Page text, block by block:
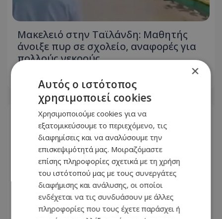
Μακελειό στην Ταϊλάνδη: Μαθητής
άνοιξε πυρ σε σχολείο, αναφορές για
πολλούς νεκρούς
07.08.2026 - 07:49 ×
Αυτός ο ιστότοπος
χρησιμοποιεί cookies
Χρησιμοποιούμε cookies για να
εξατομικεύσουμε το περιεχόμενο, τις
διαφημίσεις και να αναλύσουμε την
επισκεψιμότητά μας. Μοιραζόμαστε
επίσης πληροφορίες σχετικά με τη χρήση
του ιστότοπού μας με τους συνεργάτες
διαφήμισης και ανάλυσης, οι οποίοι
ενδέχεται να τις συνδυάσουν με άλλες
πληροφορίες που τους έχετε παράσχει ή